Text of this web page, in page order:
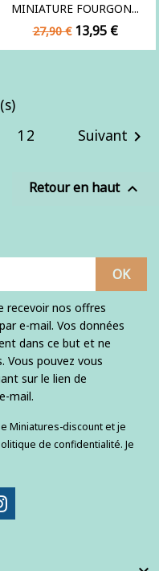
MINIATURE FOURGON...
Prix
de
27,90 € Prix
13,95 €
12 Suivant 
Retour en haut 
recevoir nos offres
e-mail. Vos données
dans ce but et ne
Vous pouvez vous
sur le lien de
mail.
Miniatures-discount et je
de confidentialité. Je